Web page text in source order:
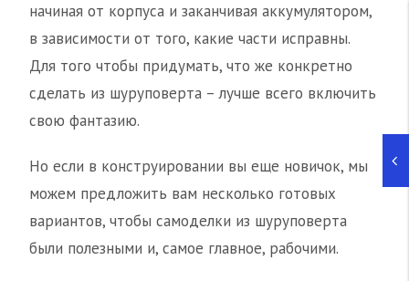
начиная от корпуса и заканчивая аккумулятором,
в зависимости от того, какие части исправны.
Для того чтобы придумать, что же конкретно
сделать из шуруповерта – лучше всего включить
свою фантазию.
Но если в конструировании вы еще новичок, мы
можем предложить вам несколько готовых
вариантов, чтобы самоделки из шуруповерта
были полезными и, самое главное, рабочими.